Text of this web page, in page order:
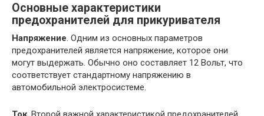
Основные характеристики
предохранителей для прикуривателя
Напряжение . Одним из основных параметров
предохранителей является напряжение, которое они
могут выдержать. Обычно оно составляет 12 Вольт, что
соответствует стандартному напряжению в
автомобильной электросистеме.